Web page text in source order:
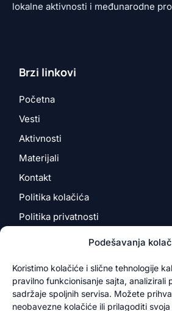
Podešavanja
Koristimo kolačiće i slične tehnologije
pravilno funkcionisanje sajta, analizirali
sadržaje spoljnih servisa. Možete
neobavezne kolačiće ili prilagoditi
lokalne aktivnosti i međunarodne
Brzi linkovi
Početna
Vesti
Aktivnosti
Materijali
Kontakt
Politika kolačića
Politika privatnosti
Kosančićeva 4
12000 Požarevac, Srbija